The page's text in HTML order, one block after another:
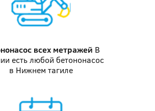
всех метражей В
есть любой бетононасос
в Нижнем тагиле